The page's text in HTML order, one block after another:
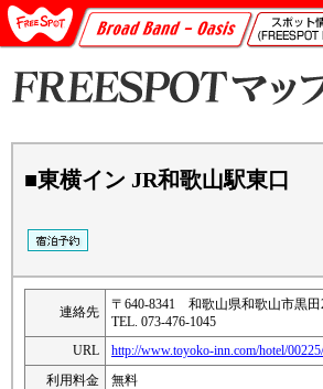
■東横イン JR和歌山駅東口
連絡先
〒640-8341 和歌山県和歌山市黒
TEL. 073-476-1045
URL
http://www.toyoko-inn.com/hotel/
利用料金
無料